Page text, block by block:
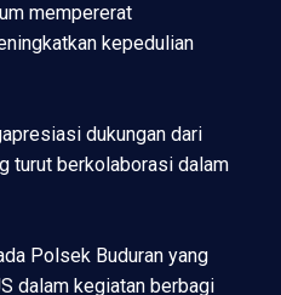
mempererat
kepedulian
dukungan dari
turut berkolaborasi dalam
Polsek Buduran yang
dalam kegiatan berbagi